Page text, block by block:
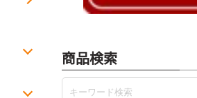
商品検索